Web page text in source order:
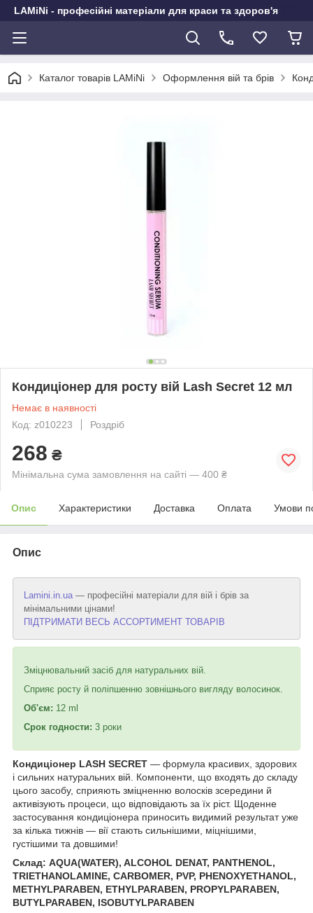
LAMiNi - професійні матеріали для краси та здоров'я
Каталог товарів LAMiNi Оформлення вій та брів
Кондиціонер для росту вій Lash Secret 12 мл
Немає в наявності
Код: z010223
Роздріб
268 ₴
Мінімальна сума замовлення на сайті — 400 ₴
Опис Характеристики Доставка Оплата Умови
Опис
Lamini.in.ua — професійні матеріали для вій і брів за
мінімальними цінами!
ПІДТРИМАТИ ВЕСЬ АССОРТИМЕНТ ТОВАРІВ
Зміцнювальний засіб для натуральних вій.
Сприяє росту й поліпшенню зовнішнього вигляду волосинок.
Об'єм: 12 ml
Срок годности: 3 роки
Кондиціонер LASH SECRET — формула красивих, здорових
і сильних натуральних вій. Компоненти, що входять до складу
цього засобу, сприяють зміцненню волосків зсередини й
активізують процеси, що відповідають за їх ріст. Щоденне
застосування кондиціонера приносить видимий результат уже
за кілька тижнів — вії стають сильнішими, міцнішими,
густішими та довшими!
Склад: AQUA(WATER), ALCOHOL DENAT, PANTHENOL,
TRIETHANOLAMINE, CARBOMER, PVP, PHENOXYETHANOL,
METHYLPARABEN, ETHYLPARABEN, PROPYLPARABEN,
BUTYLPARABEN, ISOBUTYLPARABEN